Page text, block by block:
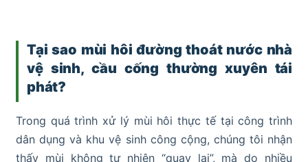
Tại sao mùi hôi đường thoát nước nhà
vệ sinh, cầu cống thường xuyên tái
phát?
Trong quá trình xử lý mùi hôi thực tế tại công trình
dân dụng và khu vệ sinh công cộng, chúng tôi nhận
thấy mùi không tự nhiên “quay lại”, mà do nhiều